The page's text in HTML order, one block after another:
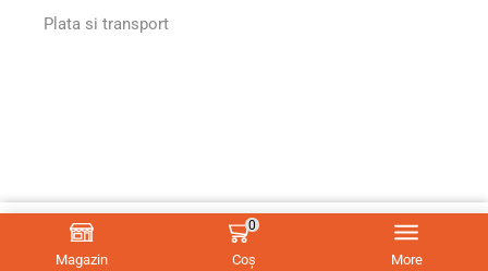
Plata si transport
< / > with♥ Raul Lazar Ⓒ 2026
Magazin
0
Coș More